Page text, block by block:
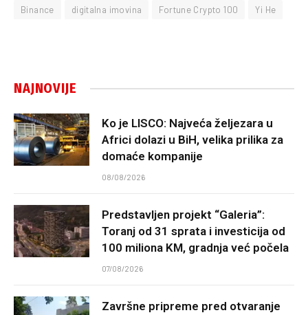
Binance digitalna imovina Fortune Crypto 100 Yi He
NAJNOVIJE
Ko je LISCO: Najveća željezara u
Africi dolazi u BiH, velika prilika za
domaće kompanije
08/08/2026
Predstavljen projekt “Galeria”:
Toranj od 31 sprata i investicija od
100 miliona KM, gradnja već počela
07/08/2026
Završne pripreme pred otvaranje